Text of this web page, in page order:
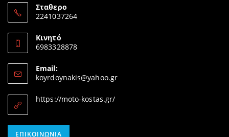
Σταθερο
2241037264
in
your
Κινητό
6983328878
in
your
Email:
koyrdoynakis@yahoo.grOpens
https://moto-kostas.gr/
ΕΠΙΚΟΙΝΩΝΊΑ